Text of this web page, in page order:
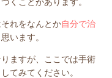
れをなんとか自分で治
います。
ますが、ここでは手術
てみてください。